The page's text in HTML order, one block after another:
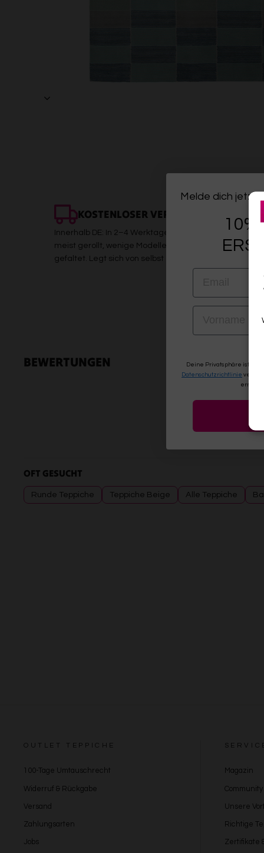
KOSTENLOSER VERSAND
Innerhalb DE: In 2–4 Werktagen bei dir. Sicher verpackt,
meist gerollt, wenige Modelle (z. B. Kelims) platzsparend
gefaltet. Legt sich von selbst
BEWERTUNGEN
OFT GESUCHT
Runde Teppiche Teppiche Beige Alle Teppiche
OUTLET TEPPICHE
100-Tage Umtauschrecht
Widerruf & Rückgabe
Versand
Zahlungsarten
Jobs
Magazin
Community
Unsere
Richtige
Zertifikate
Melde dich jetzt
10%
EMAIL
VORNAME
Deine Privatsphäre ist uns
Datenschutzrichtlinie